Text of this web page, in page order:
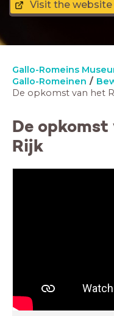
Visit the website
Gallo-Romeins
Gallo-Romeinen
De opkomst van het
De opkomst
Rijk